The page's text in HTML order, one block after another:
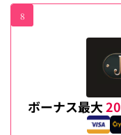
8
ボーナス最大20